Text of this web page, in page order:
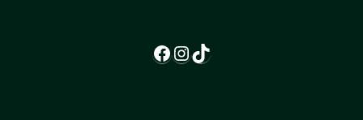
Facebook
Instagram
TikTok